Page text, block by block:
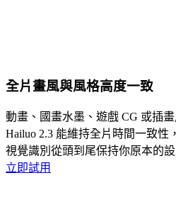
全片畫風與風格高度一致
動畫、國畫水墨、遊戲 CG 或插
Hailuo 2.3 能維持全片時間一致性
視覺識別從頭到尾保持你原本的設
立即試用